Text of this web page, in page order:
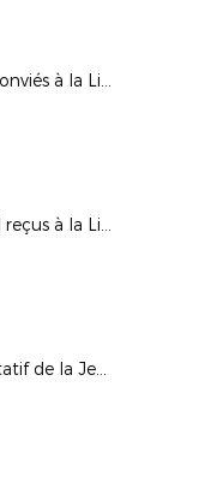
Les clubs de DH conviés à la Ligue pour la nouvelle saison
Les arbitres de DH reçus à la Ligue
Le Conseil Consultatif de la Jeunesse du District du 93 en visite à l’Elysée